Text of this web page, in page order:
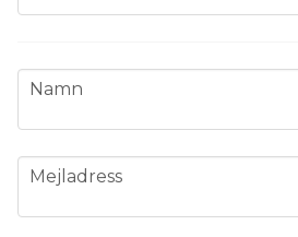
name
Namn
email
Mejladress